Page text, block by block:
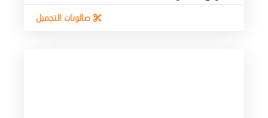
صالونات التجميل